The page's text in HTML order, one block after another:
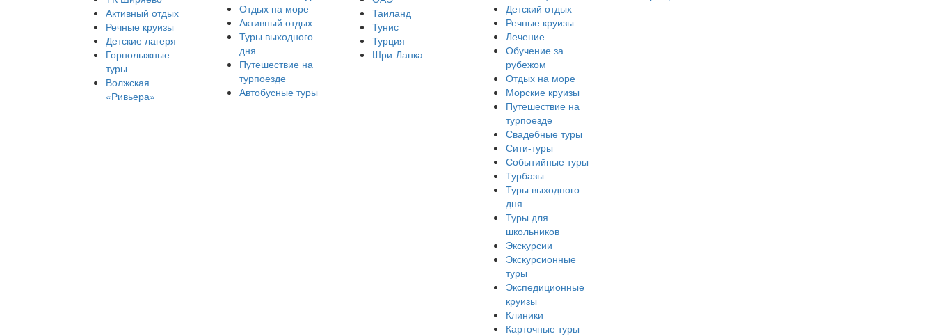
Активный отдых
Речные круизы
Детские лагеря
Горнолыжные
туры
Волжская
«Ривьера»
Отдых на море
Активный отдых
Туры выходного
дня
Путешествие на
турпоезде
Автобусные туры
Таиланд
Тунис
Турция
Шри-Ланка
Детский отдых
Речные круизы
Лечение
Обучение за
рубежом
Отдых на море
Морские круизы
Путешествие на
турпоезде
Свадебные туры
Сити-туры
Событийные туры
Турбазы
Туры выходного
дня
Туры для
школьников
Экскурсии
Экскурсионные
туры
Экспедиционные
круизы
Клиники
Карточные туры